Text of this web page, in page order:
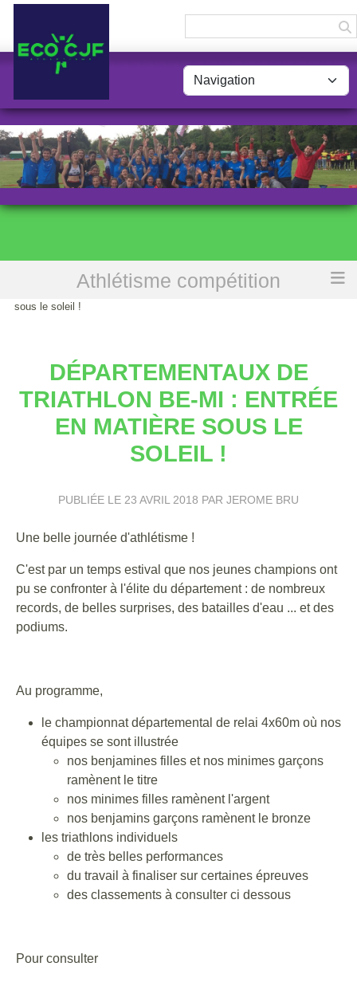
Athlétisme compétition
Départementaux de Triathlon BE-MI : entrée en matière
sous le soleil !
DÉPARTEMENTAUX DE
TRIATHLON BE-MI : ENTRÉE
EN MATIÈRE SOUS LE
SOLEIL !
PUBLIÉE LE 23 AVRIL 2018 PAR JEROME BRU
Une belle journée d'athlétisme !
C'est par un temps estival que nos jeunes champions ont
pu se confronter à l'élite du département : de nombreux
records, de belles surprises, des batailles d'eau ... et des
podiums.
Au programme,
le championnat départemental de relai 4x60m où nos
équipes se sont illustrée
nos benjamines filles et nos minimes garçons
ramènent le titre
nos minimes filles ramènent l'argent
nos benjamins garçons ramènent le bronze
les triathlons individuels
de très belles performances
du travail à finaliser sur certaines épreuves
des classements à consulter ci dessous
Pour consulter